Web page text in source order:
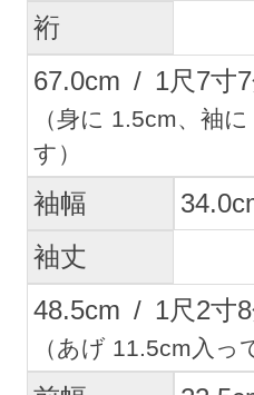
裄
67.0cm / 1尺7寸7
（身に 1.5cm、袖
す）
袖幅 34.0
袖丈
48.5cm / 1尺2寸8
（あげ 11.5cm入っ